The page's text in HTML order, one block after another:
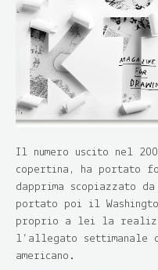
Il numero uscito nel
copertina, ha portato
dapprima scopiazzato
portato poi il
proprio a lei la
l’allegato settimanale
americano.